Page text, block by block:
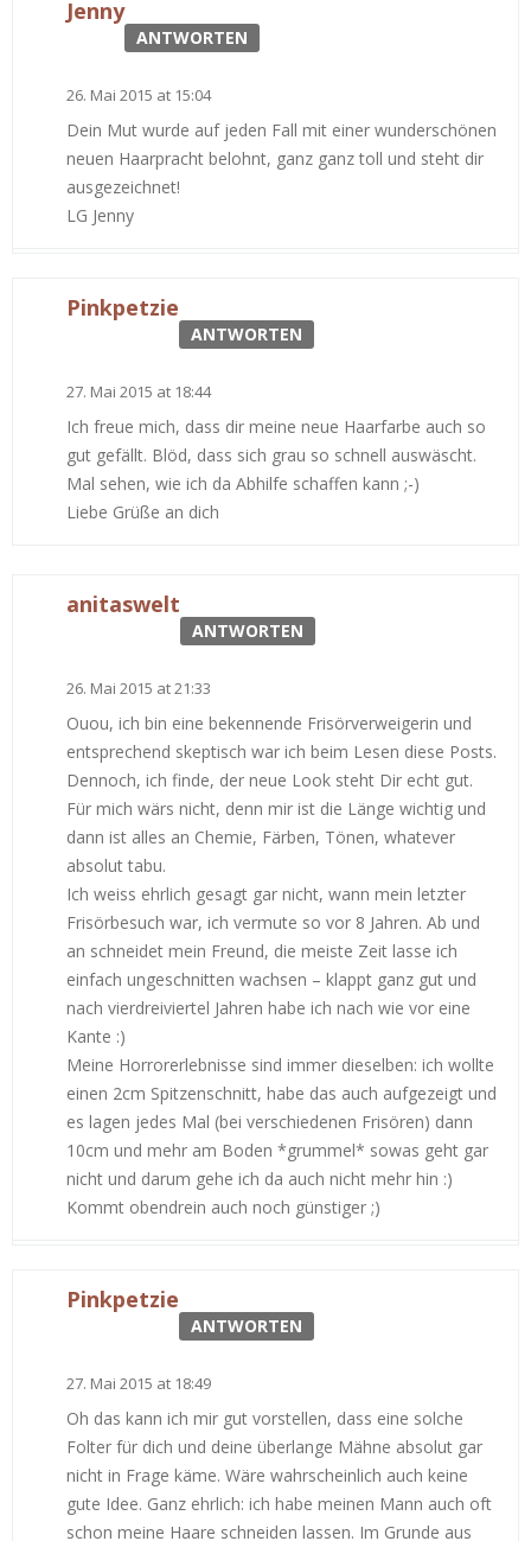
Jenny
ANTWORTEN
26. Mai 2015 at 15:04
Dein Mut wurde auf jeden Fall mit einer wunderschönen
neuen Haarpracht belohnt, ganz ganz toll und steht dir
ausgezeichnet!
LG Jenny
Pinkpetzie
ANTWORTEN
27. Mai 2015 at 18:44
Ich freue mich, dass dir meine neue Haarfarbe auch so
gut gefällt. Blöd, dass sich grau so schnell auswäscht.
Mal sehen, wie ich da Abhilfe schaffen kann ;-)
Liebe Grüße an dich
anitaswelt
ANTWORTEN
26. Mai 2015 at 21:33
Ouou, ich bin eine bekennende Frisörverweigerin und
entsprechend skeptisch war ich beim Lesen diese Posts.
Dennoch, ich finde, der neue Look steht Dir echt gut.
Für mich wärs nicht, denn mir ist die Länge wichtig und
dann ist alles an Chemie, Färben, Tönen, whatever
absolut tabu.
Ich weiss ehrlich gesagt gar nicht, wann mein letzter
Frisörbesuch war, ich vermute so vor 8 Jahren. Ab und
an schneidet mein Freund, die meiste Zeit lasse ich
einfach ungeschnitten wachsen – klappt ganz gut und
nach vierdreiviertel Jahren habe ich nach wie vor eine
Kante :)
Meine Horrorerlebnisse sind immer dieselben: ich wollte
einen 2cm Spitzenschnitt, habe das auch aufgezeigt und
es lagen jedes Mal (bei verschiedenen Frisören) dann
10cm und mehr am Boden *grummel* sowas geht gar
nicht und darum gehe ich da auch nicht mehr hin :)
Kommt obendrein auch noch günstiger ;)
Pinkpetzie
ANTWORTEN
27. Mai 2015 at 18:49
Oh das kann ich mir gut vorstellen, dass eine solche
Folter für dich und deine überlange Mähne absolut gar
nicht in Frage käme. Wäre wahrscheinlich auch keine
gute Idee. Ganz ehrlich: ich habe meinen Mann auch oft
schon meine Haare schneiden lassen. Im Grunde aus